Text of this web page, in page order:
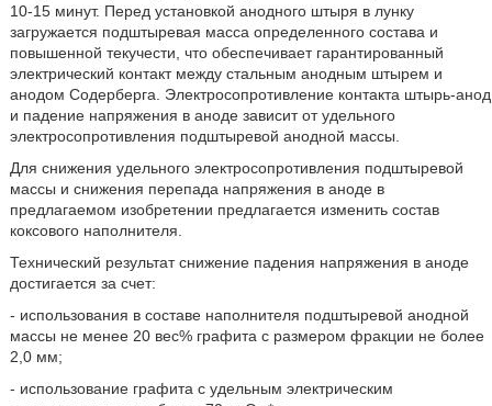
10-15 минут. Перед установкой анодного штыря в лунку
загружается подштыревая масса определенного состава и
повышенной текучести, что обеспечивает гарантированный
электрический контакт между стальным анодным штырем и
анодом Содерберга. Электросопротивление контакта штырь-анод
и падение напряжения в аноде зависит от удельного
электросопротивления подштыревой анодной массы.
Для снижения удельного электросопротивления подштыревой
массы и снижения перепада напряжения в аноде в
предлагаемом изобретении предлагается изменить состав
коксового наполнителя.
Технический результат снижение падения напряжения в аноде
достигается за счет:
- использования в составе наполнителя подштыревой анодной
массы не менее 20 вес% графита с размером фракции не более
2,0 мм;
- использование графита с удельным электрическим